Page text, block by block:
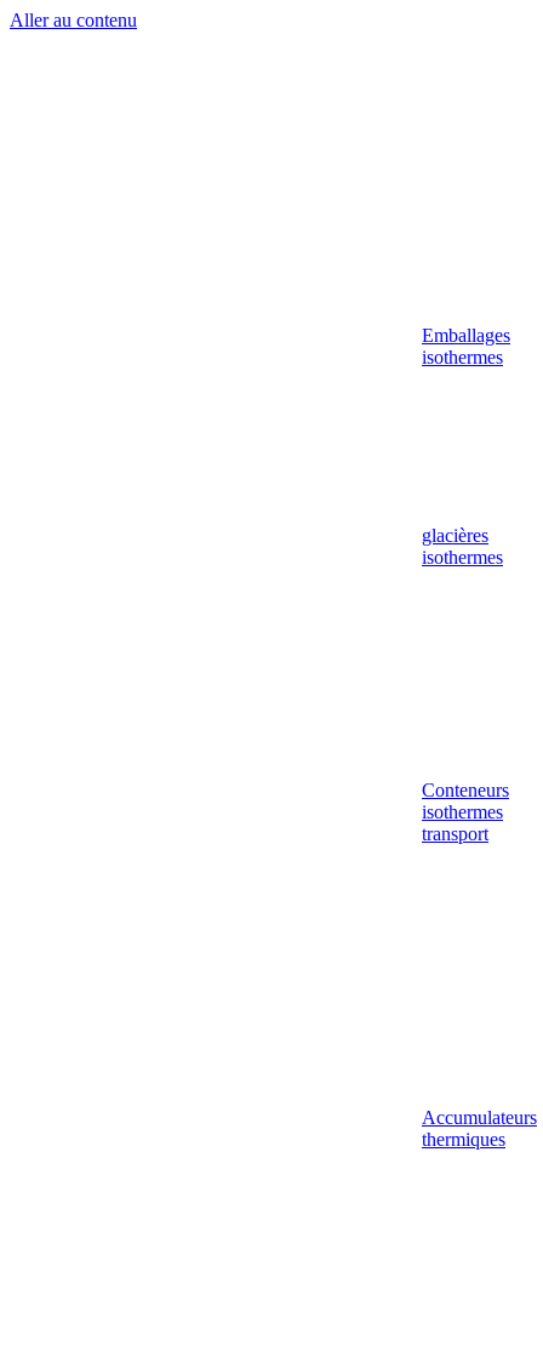
Aller au contenu
Emballages
isothermes
glacières
isothermes
Conteneurs
isothermes
transport
Accumulateurs
thermiques